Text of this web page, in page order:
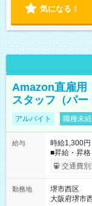
気になる！
Amazon直雇用
スタッフ（パ
アルバイト 職種未
給与
時給1,300
■昇給・昇
まで昇給の機会がありま
月25日支
☆Amazon直雇用で
あり 試用期
交通費別
勤務地
堺市西区
大阪府堺市